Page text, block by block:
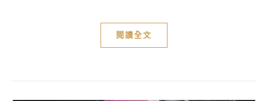
閱讀全文